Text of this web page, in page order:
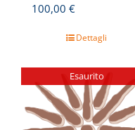
100,00 €
Dettagli
Esaurito